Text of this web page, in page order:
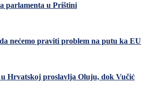
parlamenta u Prištini
nećemo praviti problem na putu ka EU
Hrvatskoj proslavlja Oluju, dok Vučić